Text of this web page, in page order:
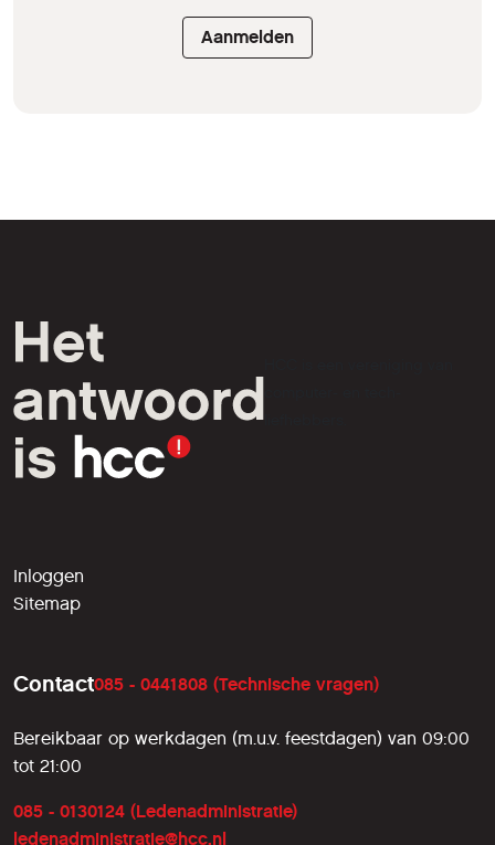
Aanmelden
liefhebbers.
Inloggen
Sitemap
Contact085 - 0441808 (Technische vragen)
Bereikbaar op werkdagen (m.u.v. feestdagen) van 09:00
tot 21:00
085 - 0130124 (Ledenadministratie)
ledenadministratie@hcc.nl